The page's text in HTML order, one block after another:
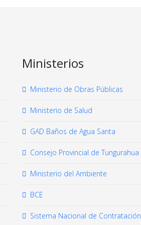
Ministerios
Ministerio de Obras Públicas
Ministerio de Salud
GAD Baños de Agua Santa
Consejo Provincial de Tungurahua
Ministerio del Ambiente
BCE
Sistema Nacional de Contratación